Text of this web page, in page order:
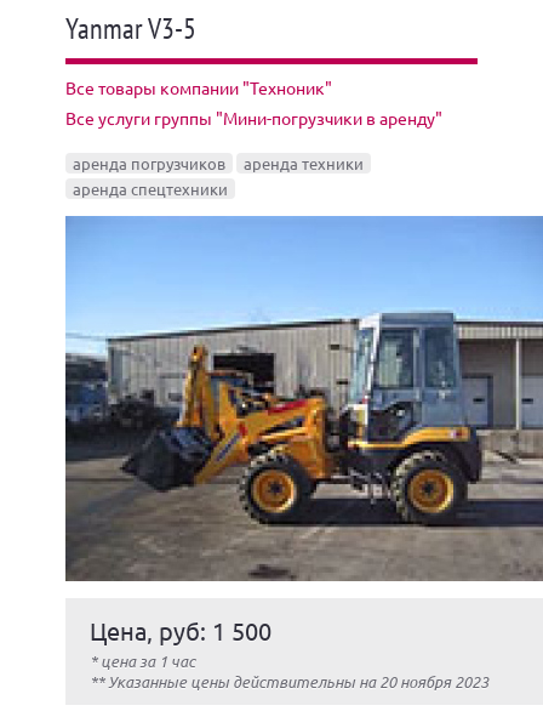
Yanmar V3-5
Все товары компании "Техноник"
Все услуги группы "Мини-погрузчики в аренду"
аренда погрузчиков
аренда техники
аренда спецтехники
Цена, руб: 1 500
* цена за 1 час
** Указанные цены действительны на 20 ноября 2023